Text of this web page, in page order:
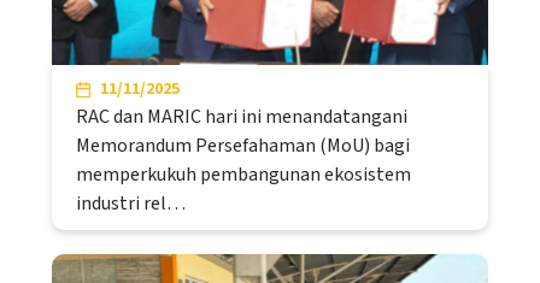
11/11/2025
RAC dan MARIC hari ini menandatangani
Memorandum Persefahaman (MoU) bagi
memperkukuh pembangunan ekosistem
industri rel…